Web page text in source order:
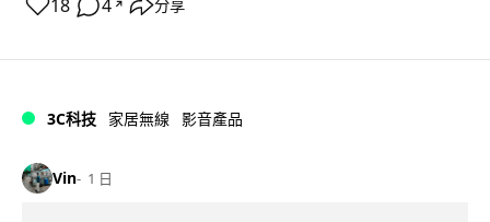
18 4 ↗ 分享
3C科技 家居無線 影音產品
Vin 1 日